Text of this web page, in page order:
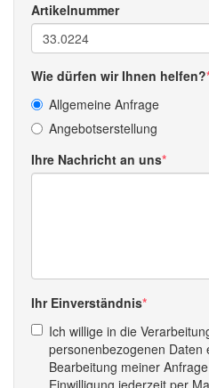
Artikelnummer
Wie dürfen wir Ihnen helfen?
Allgemeine Anfrage
Angebotserstellung
Ihre Nachricht an uns
Ihr Einverständnis
Ich willige in die
personenbezogenen Daten
Bearbeitung meiner